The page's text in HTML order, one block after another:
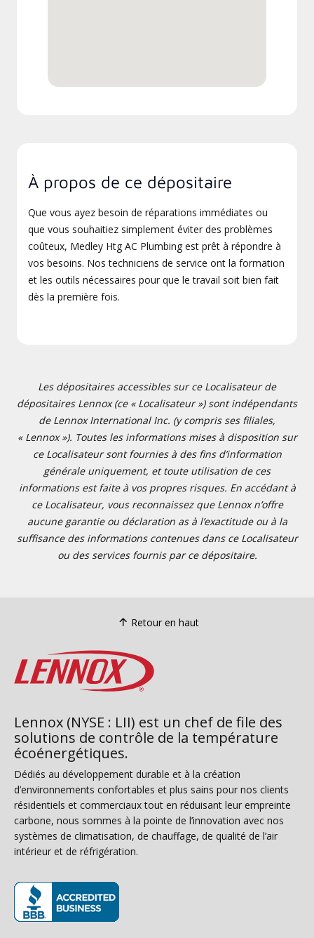
À propos de ce dépositaire
Que vous ayez besoin de réparations immédiates ou
que vous souhaitiez simplement éviter des problèmes
coûteux, Medley Htg AC Plumbing est prêt à répondre à
vos besoins. Nos techniciens de service ont la formation
et les outils nécessaires pour que le travail soit bien fait
dès la première fois.
Les dépositaires accessibles sur ce Localisateur de
dépositaires Lennox (ce « Localisateur ») sont indépendants
de Lennox International Inc. (y compris ses filiales,
« Lennox »). Toutes les informations mises à disposition sur
ce Localisateur sont fournies à des fins d’information
générale uniquement, et toute utilisation de ces
informations est faite à vos propres risques. En accédant à
ce Localisateur, vous reconnaissez que Lennox n’offre
aucune garantie ou déclaration as à l’exactitude ou à la
suffisance des informations contenues dans ce Localisateur
ou des services fournis par ce dépositaire.
Retour en haut
Lennox (NYSE : LII) est un chef de file des
solutions de contrôle de la température
écoénergétiques.
Dédiés au développement durable et à la création
d’environnements confortables et plus sains pour nos clients
résidentiels et commerciaux tout en réduisant leur empreinte
carbone, nous sommes à la pointe de l’innovation avec nos
systèmes de climatisation, de chauffage, de qualité de l’air
intérieur et de réfrigération.